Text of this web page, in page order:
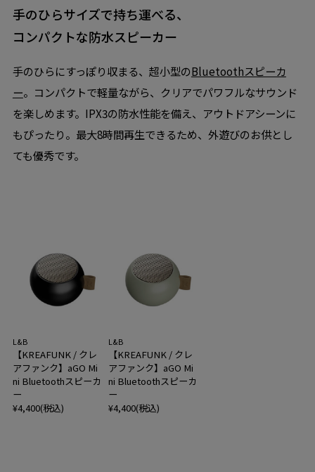
手のひらサイズで持ち運べる、
コンパクトな防水スピーカー
手のひらにすっぽり収まる、超小型のBluetoothスピーカ
ー。コンパクトで軽量ながら、クリアでパワフルなサウンド
を楽しめます。IPX3の防水性能を備え、アウトドアシーンに
もぴったり。最大8時間再生できるため、外遊びのお供とし
ても優秀です。
L&B
【KREAFUNK / クレ
アファンク】aGO Mi
ni Bluetoothスピーカ
ー
¥4,400(税込)
L&B
【KREAFUNK / クレ
アファンク】aGO Mi
ni Bluetoothスピーカ
ー
¥4,400(税込)